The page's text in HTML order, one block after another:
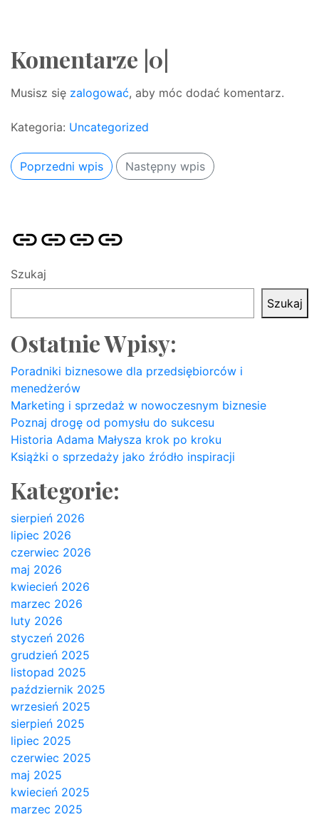
Komentarze |0|
Musisz się zalogować, aby móc dodać komentarz.
Kategoria: Uncategorized
Poprzedni wpis Następny wpis
Strona
główna
Pozycjonowanie
Stron
SKLEP
SEO
BLOG
Szukaj
Szukaj
Ostatnie Wpisy:
Poradniki biznesowe dla przedsiębiorców i
menedżerów
Marketing i sprzedaż w nowoczesnym biznesie
Poznaj drogę od pomysłu do sukcesu
Historia Adama Małysza krok po kroku
Książki o sprzedaży jako źródło inspiracji
Kategorie:
sierpień 2026
lipiec 2026
czerwiec 2026
maj 2026
kwiecień 2026
marzec 2026
luty 2026
styczeń 2026
grudzień 2025
listopad 2025
październik 2025
wrzesień 2025
sierpień 2025
lipiec 2025
czerwiec 2025
maj 2025
kwiecień 2025
marzec 2025